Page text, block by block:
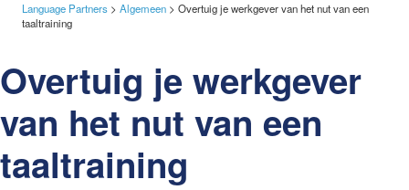
Language Partners > Algemeen > Overtuig je werkgever van het nut van een
taaltraining
Overtuig je werkgever
van het nut van een
taaltraining